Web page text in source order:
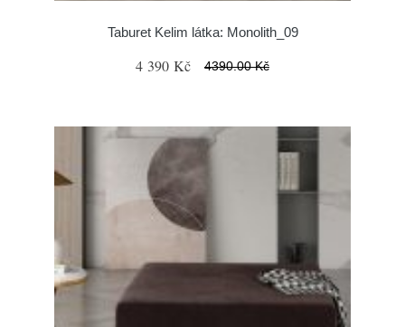
Taburet Kelim látka: Monolith_09
4 390 Kč 4390.00 Kč